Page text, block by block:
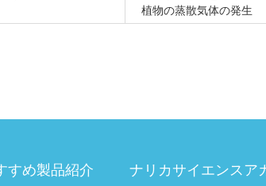
植物の蒸散気体の発生
すめ製品紹介 ナリカサイエンスア